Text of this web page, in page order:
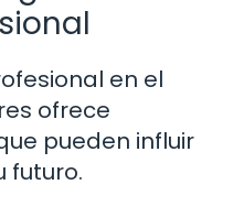
en el
ofrece
pueden influir
futuro.